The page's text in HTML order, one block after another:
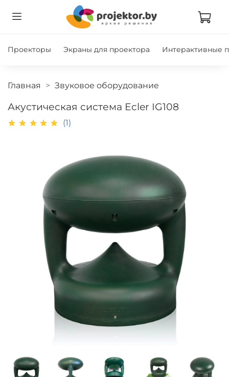
Проекторы Экраны для проектора Интерактивные
Главная Звуковое оборудование
Акустическая система Ecler IG108
(1)